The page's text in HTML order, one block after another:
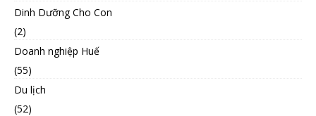
Dinh Dưỡng Cho Con
(2)
Doanh nghiệp Huế
(55)
Du lịch
(52)